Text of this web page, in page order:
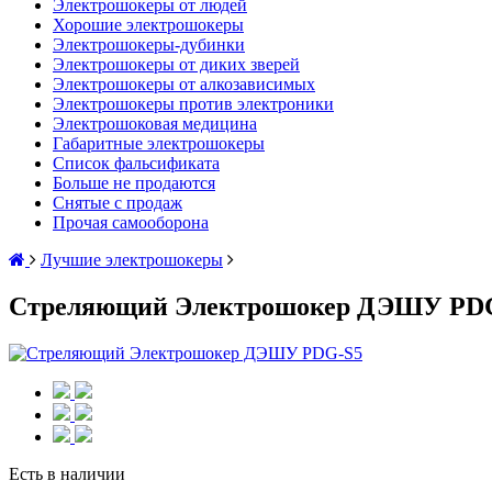
Электрошокеры от людей
Хорошие электрошокеры
Электрошокеры-дубинки
Электрошокеры от диких зверей
Электрошокеры от алкозависимых
Электрошокеры против электроники
Электрошоковая медицина
Габаритные электрошокеры
Список фальсификата
Больше не продаются
Снятые с продаж
Прочая самооборона
Лучшие электрошокеры
Стреляющий Электрошокер ДЭШУ
Есть в наличии